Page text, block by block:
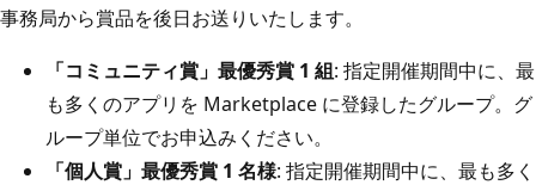
事務局から賞品を後日お送りいたします。
「コミュニティ賞」最優秀賞 1 組: 指定開催期間中に、最
も多くのアプリを Marketplace に登録したグループ。グ
ループ単位でお申込みください。
「個人賞」最優秀賞 1 名様: 指定開催期間中に、最も多く